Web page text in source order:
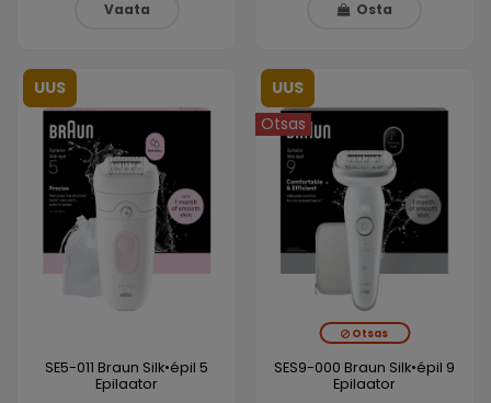
Vaata Osta
UUS
SE5-011 Braun Silk•épil 5
Epilaator
UUS
Otsas
Otsas
SES9-000 Braun Silk•épil 9
Epilaator